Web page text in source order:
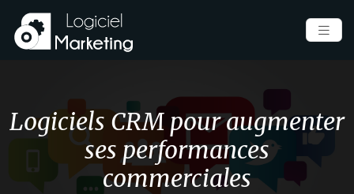
Logiciels CRM pour augmenter
ses performances
commerciales